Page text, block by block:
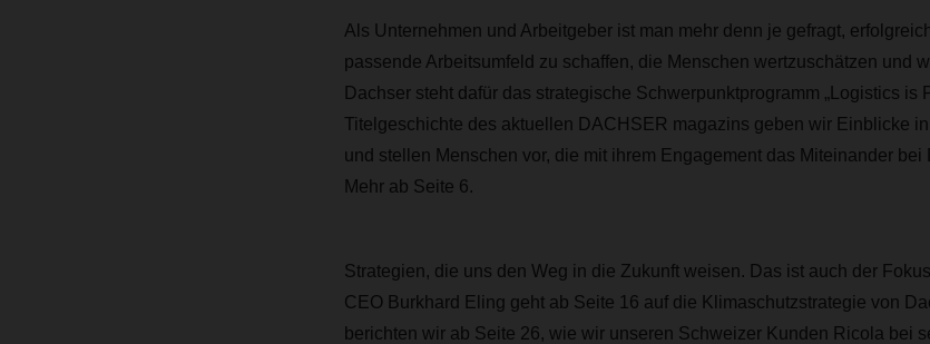
Als Unternehmen und Arbeitgeber ist man mehr denn je gefragt,
passende Arbeitsumfeld zu schaffen, die Menschen wertzuschätzen und
Dachser steht dafür das strategische Schwerpunktprogramm „Logistics is
Titelgeschichte des aktuellen DACHSER magazins geben wir Einblicke
und stellen Menschen vor, die mit ihrem Engagement das Miteinander bei
Mehr ab Seite 6.
Strategien, die uns den Weg in die Zukunft weisen. Das ist auch der
CEO Burkhard Eling geht ab Seite 16 auf die Klimaschutzstrategie von
berichten wir ab Seite 26, wie wir unseren Schweizer Kunden Ricola bei